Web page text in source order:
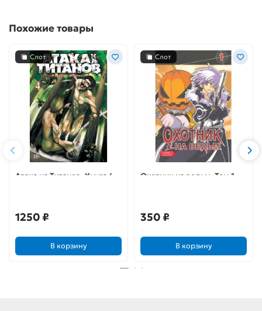
Похожие товары
Слот
Атака на Титанов. Книга 4
1250 ₽
В корзину
Слот
Охотник на ведьм. Том 1
350 ₽
В корзину